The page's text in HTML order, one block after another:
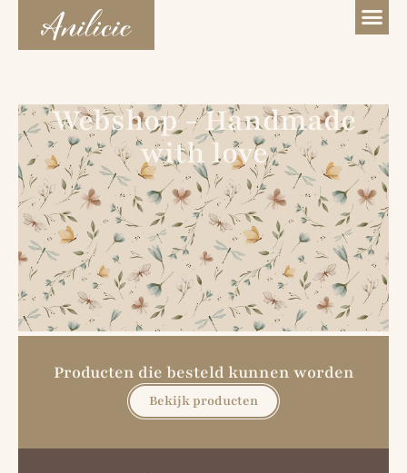
Webshop - Handmade
with love
Producten die besteld kunnen worden
Bekijk producten